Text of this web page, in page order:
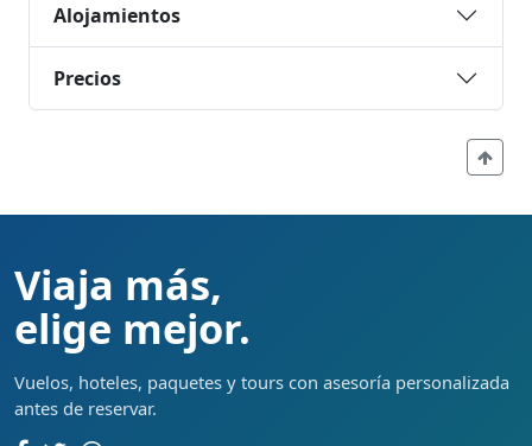
Alojamientos
Precios
Viaja más,
elige mejor.
Vuelos, hoteles, paquetes y tours con asesoría personalizada
antes de reservar.